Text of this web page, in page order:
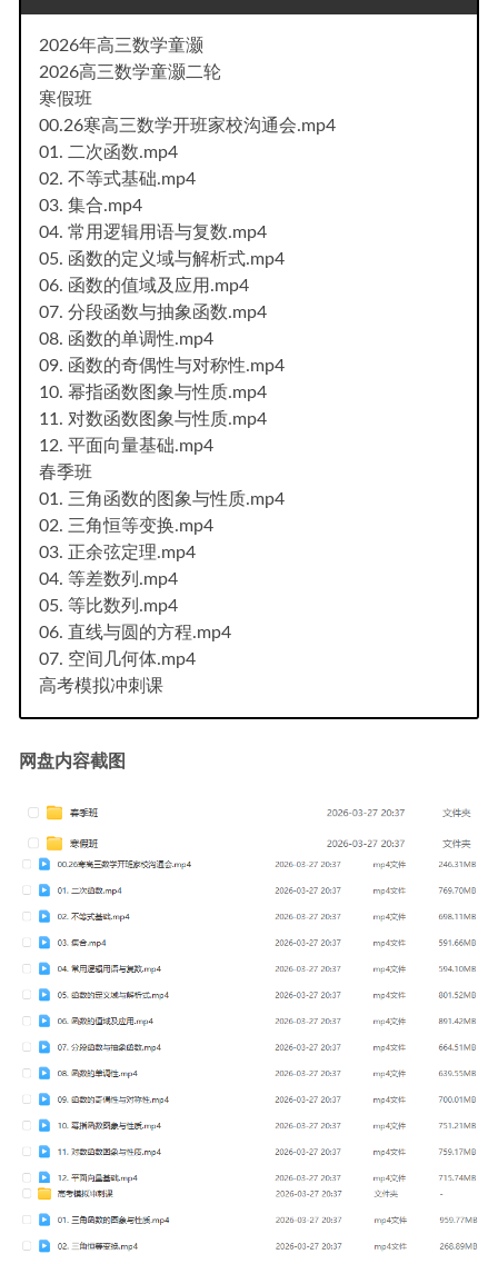
2026年高三数学童灏
2026高三数学童灏二轮
寒假班
00.26寒高三数学开班家校沟通会.mp4
01. 二次函数.mp4
02. 不等式基础.mp4
03. 集合.mp4
04. 常用逻辑用语与复数.mp4
05. 函数的定义域与解析式.mp4
06. 函数的值域及应用.mp4
07. 分段函数与抽象函数.mp4
08. 函数的单调性.mp4
09. 函数的奇偶性与对称性.mp4
10. 幂指函数图象与性质.mp4
11. 对数函数图象与性质.mp4
12. 平面向量基础.mp4
春季班
01. 三角函数的图象与性质.mp4
02. 三角恒等变换.mp4
03. 正余弦定理.mp4
04. 等差数列.mp4
05. 等比数列.mp4
06. 直线与圆的方程.mp4
07. 空间几何体.mp4
高考模拟冲刺课
网盘内容截图